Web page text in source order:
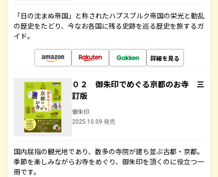
「日の沈まぬ帝国」と称されたハプスブルク帝国の栄光と動乱
の歴史をたどり、今なお各国に残る史跡を巡る歴史を旅するガ
イド。
詳細を見る
０２ 御朱印でめぐる京都のお寺 三
訂版
御朱印
2025.10.09 発売
国内屈指の観光地であり、数多の寺院が建ち並ぶ古都・京都。
季節を楽しみながらお寺をめぐり、御朱印を頂くのに役立つ一
冊です。